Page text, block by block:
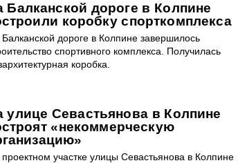
Балканской дороге в Колпине
коробку спорткомплекса
дороге в Колпине завершилось
спортивного комплекса. Получилась
коробка.
улице Севастьянова в Колпине
«некоммерческую
участке улицы Севастьянова в Колпине